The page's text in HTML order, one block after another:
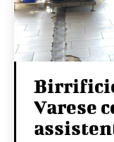
Varese